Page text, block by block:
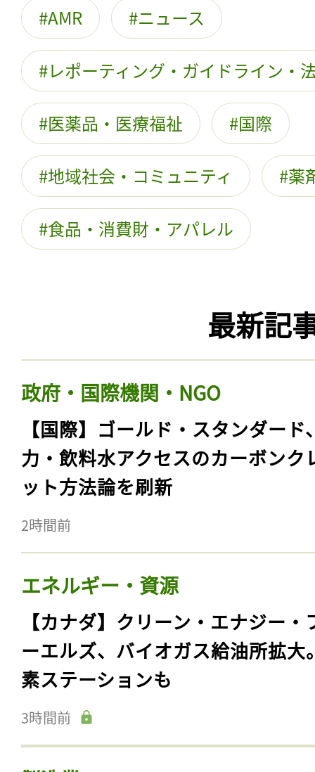
AMR ニュース
レポーティング・ガイドライン・
医薬品・医療福祉 国際
地域社会・コミュニティ 薬
食品・消費財・アパレル
最新記
政府・国際機関・NGO
【国際】ゴールド・スタンダード
力・飲料水アクセスのカーボンク
ット方法論を刷新
2時間前
エネルギー・資源
【カナダ】クリーン・エナジー・
ーエルズ、バイオガス給油所拡大
素ステーションも
3時間前